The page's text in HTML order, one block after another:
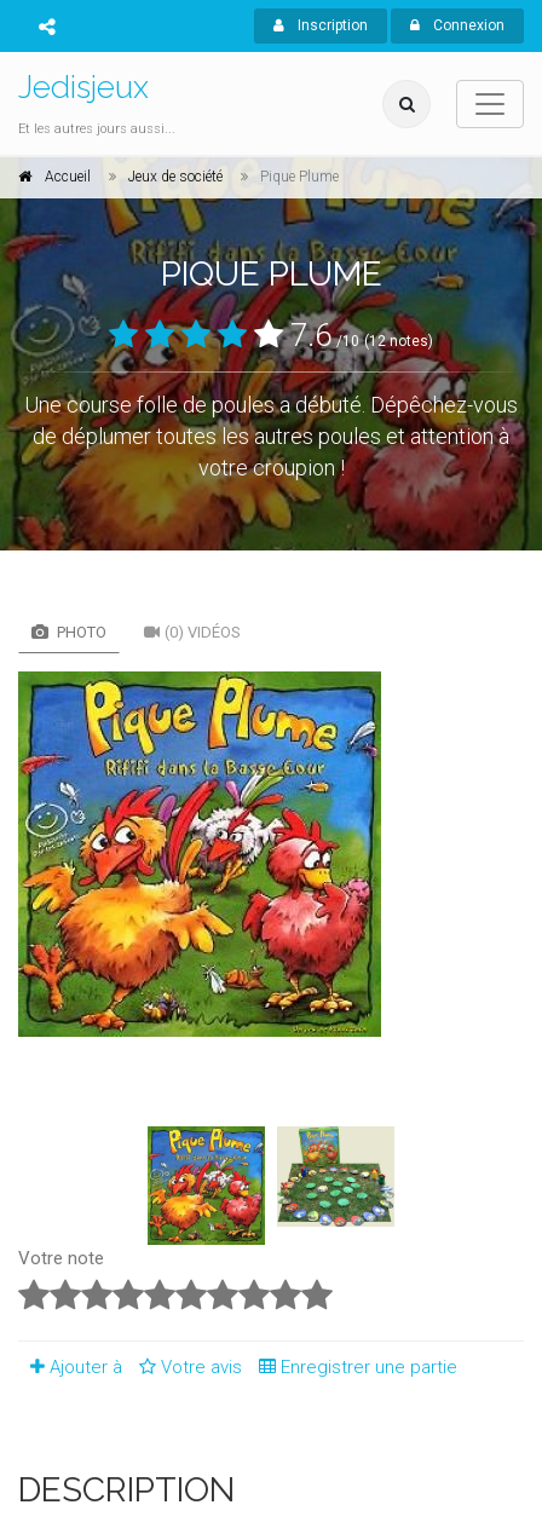
Inscription Connexion
Jedisjeux
Et les autres jours aussi...
Accueil Jeux de société Pique Plume
PIQUE PLUME
7.6 /10 (12 notes)
Une course folle de poules a débuté. Dépêchez-vous
de déplumer toutes les autres poules et attention à
votre croupion !
PHOTO (0) VIDÉOS
Votre note
Ajouter à Votre avis Enregistrer une partie
DESCRIPTION